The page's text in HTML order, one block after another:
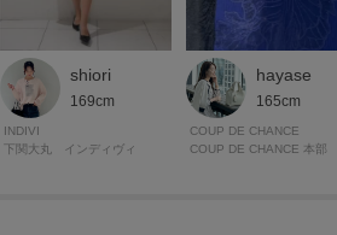
shiori
169cm
INDIVI
下関大丸 インディヴィ
hayase
165cm
COUP DE CHANCE
COUP DE CHANCE 本部